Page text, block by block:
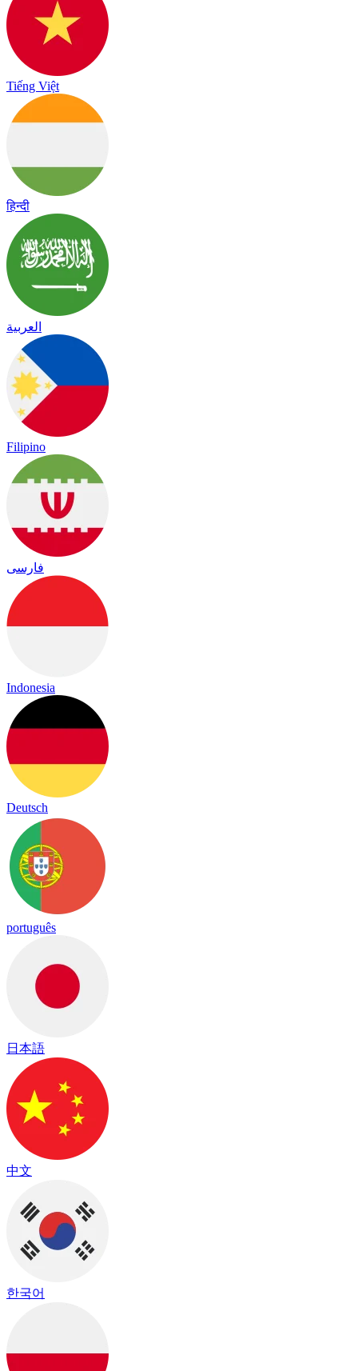
Tiếng Việt
हिन्दी
العربية
Filipino
فارسی
Indonesia
Deutsch
português
日本語
中文
한국어